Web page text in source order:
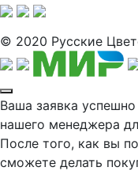
© 2020 Русские
Ваша заявка
нашего менеджера
После того, как вы
сможете делать